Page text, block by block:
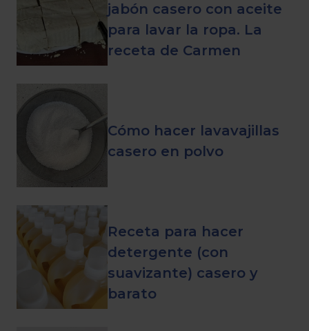
jabón casero con aceite
para lavar la ropa. La
receta de Carmen
Cómo hacer lavavajillas
casero en polvo
Receta para hacer
detergente (con
suavizante) casero y
barato